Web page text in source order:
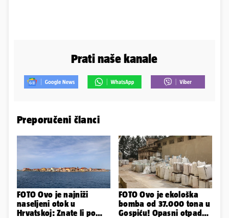
Prati naše kanale
Preporučeni članci
FOTO Ovo je najniži
naseljeni otok u
Hrvatskoj: Znate li po
FOTO Ovo je ekološka
bomba od 37.000 tona u
Gospiću! Opasni otpad